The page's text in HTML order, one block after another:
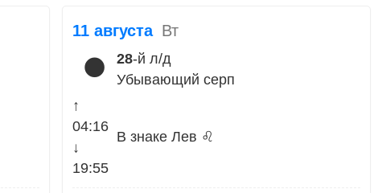
11 августа Вт
🌑 28-й л/д
Убывающий серп
↑
04:16
↓
19:55
В знаке Лев ♌